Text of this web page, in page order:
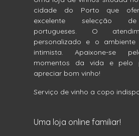
cidade do Porto que
excelente selecção
portugueses. O
personalizado e o
intimista. Apaixone-se
momentos da vida e pelo
apreciar bom vinho!
Serviço de vinho a copo
Uma loja online familiar!